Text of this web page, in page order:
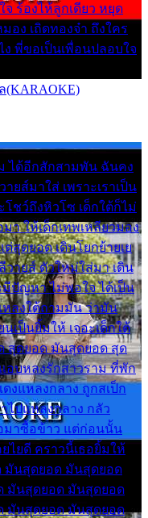
ร้องไห้ลูกเดียว หยุด
อง เถิดทองจ๋า ถึงใคร
ง พี่ขอเป็นเพื่อนปลอบใจ
(KARAOKE)
ได้อีกสักสามพัน ฉันคง
ยส์มาใส่ เพราะเราเป็น
โชว์ถึงหิวโซ เด็กใต้ก็ไม่
ให้เด็กเทพเหลียวมอง
สุดยอด เดินโยกย้ายเย
วายส์ ตัวใหม่ใส่มา เดิน
ปัญหา ไม่พอใจ ได้เป็น
หลงใต้ถามมัน ว่ามัน
เป็นยิ้มให้ เจอะเด็กใต้
สุดยอด มันสุดยอด สุด
อบหลงรักสาวราม ที่พัก
งแหลงกลาง ถูกสเป็ก
ไปแหลงกลาง กลัว
มาซื้อข้าว แต่ก่อนนั้น
ยไยดี คราวนี้เธอยิ้มให้
มันสุดยอด มันสุดยอด
มันสุดยอด มันสุดยอด
มันสุดยอด มันสุดยอด